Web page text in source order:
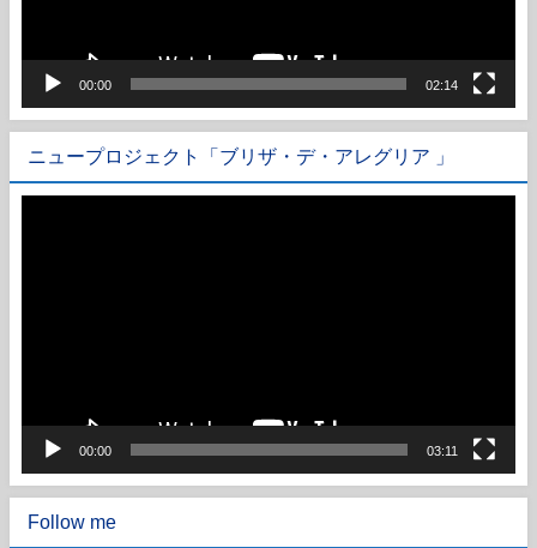
00:00 02:14
ニュープロジェクト「ブリザ・デ・アレグリア 」
00:00 03:11
Follow me